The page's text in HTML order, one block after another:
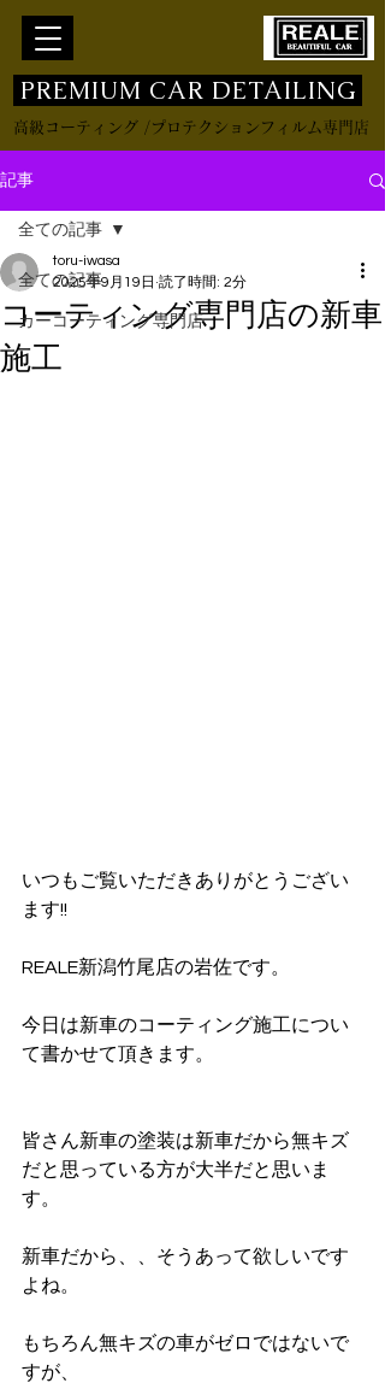
​ PREMIUM CAR DETAILING
高級コーティング /プロテクションフィルム専門店
記事
全ての記事
カーコーティング専門店
全ての記事
コーティング専門店の新車
施工
toru-iwasa
2025年9月19日 読了時間: 2分
いつもご覧いただきありがとうござい
ます!!
REALE新潟竹尾店の岩佐です。
今日は新車のコーティング施工につい
て書かせて頂きます。
皆さん新車の塗装は新車だから無キズ
だと思っている方が大半だと思いま
す。
新車だから、、そうあって欲しいです
よね。
もちろん無キズの車がゼロではないで
すが、